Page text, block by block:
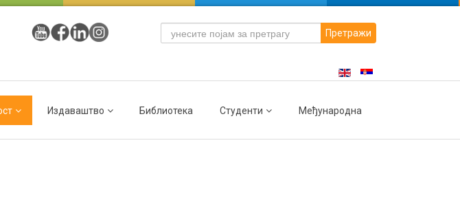
Претражи
Издаваштво Библиотека Студенти Међународна